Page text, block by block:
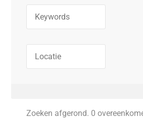
Zoeken afgerond. 0